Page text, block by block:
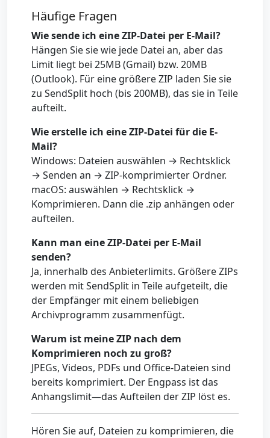
Häufige Fragen
Wie sende ich eine ZIP-Datei per E-Mail?
Hängen Sie sie wie jede Datei an, aber das
Limit liegt bei 25MB (Gmail) bzw. 20MB
(Outlook). Für eine größere ZIP laden Sie sie
zu SendSplit hoch (bis 200MB), das sie in Teile
aufteilt.
Wie erstelle ich eine ZIP-Datei für die E-
Mail?
Windows: Dateien auswählen → Rechtsklick
→ Senden an → ZIP-komprimierter Ordner.
macOS: auswählen → Rechtsklick →
Komprimieren. Dann die .zip anhängen oder
aufteilen.
Kann man eine ZIP-Datei per E-Mail
senden?
Ja, innerhalb des Anbieterlimits. Größere ZIPs
werden mit SendSplit in Teile aufgeteilt, die
der Empfänger mit einem beliebigen
Archivprogramm zusammenfügt.
Warum ist meine ZIP nach dem
Komprimieren noch zu groß?
JPEGs, Videos, PDFs und Office-Dateien sind
bereits komprimiert. Der Engpass ist das
Anhangslimit—das Aufteilen der ZIP löst es.
Hören Sie auf, Dateien zu komprimieren, die